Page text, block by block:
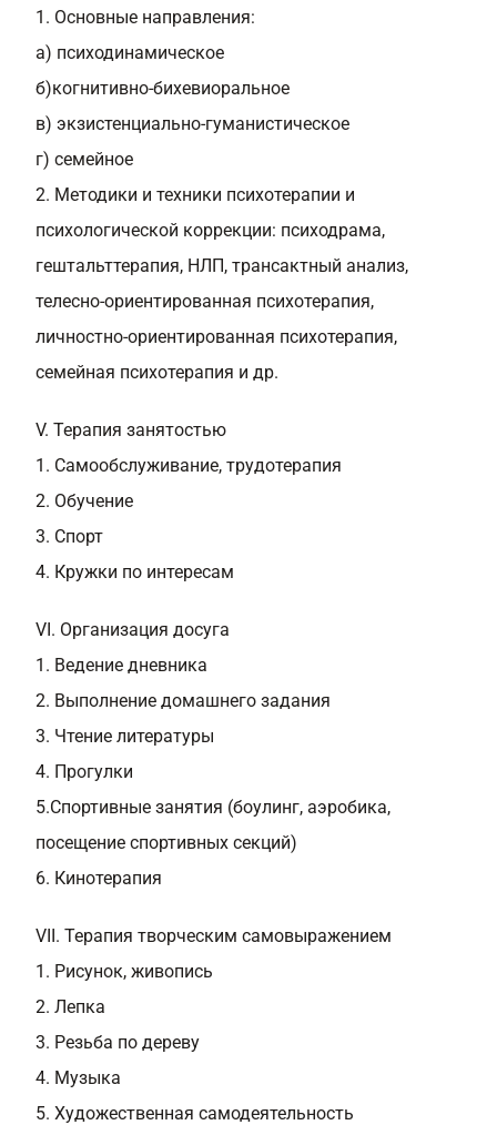
1. Основные направления:
а) психодинамическое
б)когнитивно-бихевиоральное
в) экзистенциально-гуманистическое
г) семейное
2. Методики и техники психотерапии и
психологической коррекции: психодрама,
гештальттерапия, НЛП, трансактный анализ,
телесно-ориентированная психотерапия,
личностно-ориентированная психотерапия,
семейная психотерапия и др.
V. Терапия занятостью
1. Самообслуживание, трудотерапия
2. Обучение
3. Спорт
4. Кружки по интересам
VI. Организация досуга
1. Ведение дневника
2. Выполнение домашнего задания
3. Чтение литературы
4. Прогулки
5.Спортивные занятия (боулинг, аэробика,
посещение спортивных секций)
6. Кинотерапия
VII. Терапия творческим самовыражением
1. Рисунок, живопись
2. Лепка
3. Резьба по дереву
4. Музыка
5. Художественная самодеятельность